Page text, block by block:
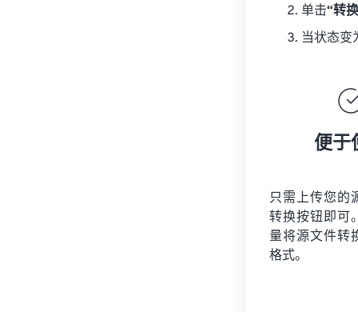
单击“转
当状态变
便于
只需上传您的
转换按钮即可
量将源文件转
格式。